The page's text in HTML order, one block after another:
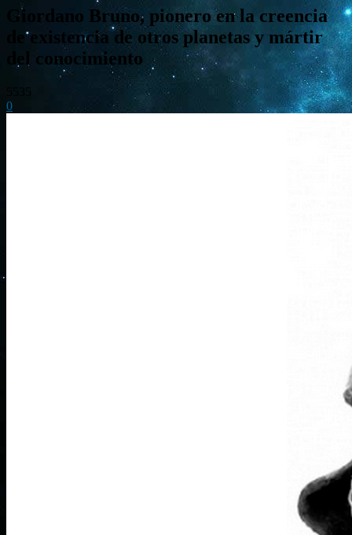
Giordano Bruno, pionero en la creencia
de existencia de otros planetas y mártir
del conocimiento
0